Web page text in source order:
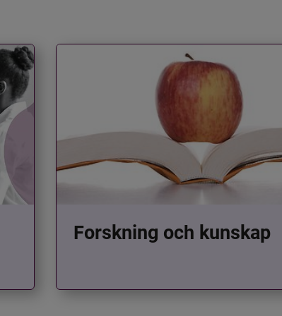
Forskning och kunskap